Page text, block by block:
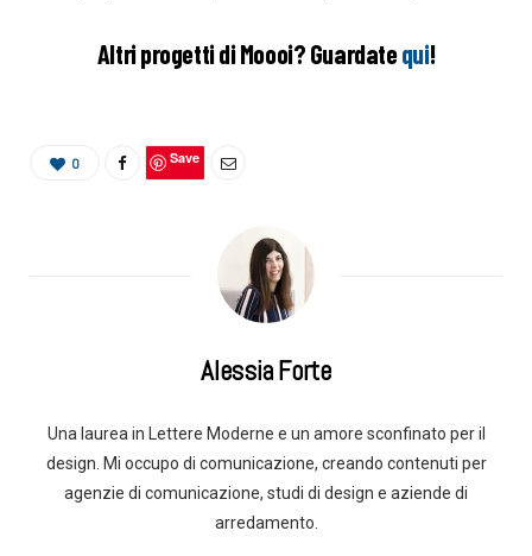
Altri progetti di Moooi? Guardatequi!
0 Save
Alessia Forte
Una laurea in Lettere Moderne e un amore sconfinato per il
design. Mi occupo di comunicazione, creando contenuti per
agenzie di comunicazione, studi di design e aziende di
arredamento.